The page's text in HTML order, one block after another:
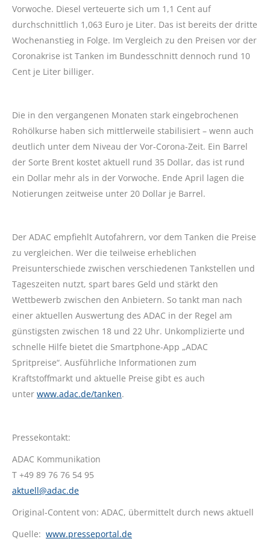
Vorwoche. Diesel verteuerte sich um 1,1 Cent auf
durchschnittlich 1,063 Euro je Liter. Das ist bereits der dritte
Wochenanstieg in Folge. Im Vergleich zu den Preisen vor der
Coronakrise ist Tanken im Bundesschnitt dennoch rund 10
Cent je Liter billiger.
Die in den vergangenen Monaten stark eingebrochenen
Rohölkurse haben sich mittlerweile stabilisiert – wenn auch
deutlich unter dem Niveau der Vor-Corona-Zeit. Ein Barrel
der Sorte Brent kostet aktuell rund 35 Dollar, das ist rund
ein Dollar mehr als in der Vorwoche. Ende April lagen die
Notierungen zeitweise unter 20 Dollar je Barrel.
Der ADAC empfiehlt Autofahrern, vor dem Tanken die Preise
zu vergleichen. Wer die teilweise erheblichen
Preisunterschiede zwischen verschiedenen Tankstellen und
Tageszeiten nutzt, spart bares Geld und stärkt den
Wettbewerb zwischen den Anbietern. So tankt man nach
einer aktuellen Auswertung des ADAC in der Regel am
günstigsten zwischen 18 und 22 Uhr. Unkomplizierte und
schnelle Hilfe bietet die Smartphone-App „ADAC
Spritpreise“. Ausführliche Informationen zum
Kraftstoffmarkt und aktuelle Preise gibt es auch
unter www.adac.de/tanken.
Pressekontakt:
ADAC Kommunikation
T +49 89 76 76 54 95
aktuell@adac.de
Original-Content von: ADAC, übermittelt durch news aktuell
Quelle: www.presseportal.de